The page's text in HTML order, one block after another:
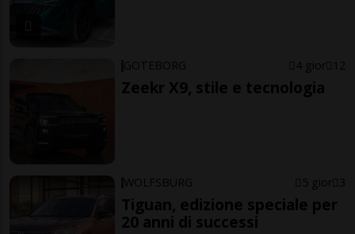
GOTEBORG 4 gior 12
Zeekr X9, stile e tecnologia
WOLFSBURG 5 gior 3
Tiguan, edizione speciale per
20 anni di successi